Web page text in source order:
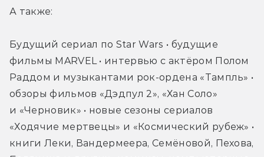
А также:
Будущий сериал по Star Wars • будущие
фильмы MARVEL • интервью с актёром Полом
Раддом и музыкантами рок-ордена «Тампль» •
обзоры фильмов «Дэдпул 2», «Хан Соло»
и «Черновик» • новые сезоны сериалов
«Ходячие мертвецы» и «Космический рубеж» •
книги Леки, Вандермеера, Семёновой, Пехова,